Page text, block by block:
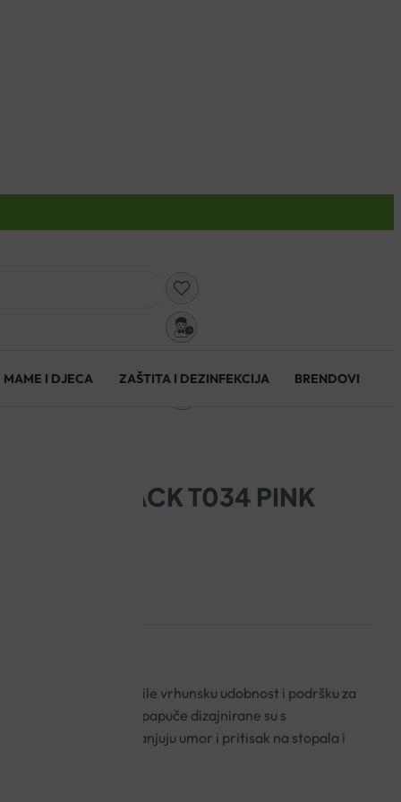
MAME I DJECA ZAŠTITA I DEZINFEKCIJA BRENDOVI
DR JACK T034 PINK
su kako bi pružile vrhunsku udobnost i podršku za
Ove udobne kućne papuče dizajnirane su s
gazištem koji smanjuju umor i pritisak na stopala i